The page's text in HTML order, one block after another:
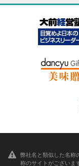
弊社名と類似した名称
称のサイトがございま